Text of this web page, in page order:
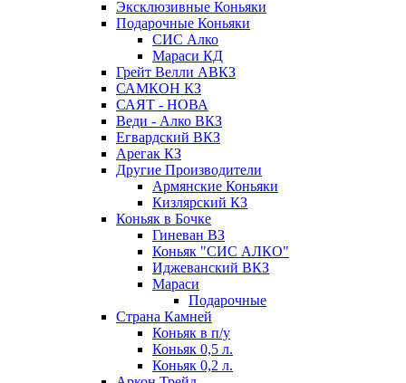
Эксклюзивные Коньяки
Подарочные Коньяки
СИС Алко
Мараси КД
Грейт Велли АВКЗ
САМКОН КЗ
САЯТ - НОВА
Веди - Алко ВКЗ
Егвардский ВКЗ
Арегак КЗ
Другие Производители
Армянские Коньяки
Кизлярский КЗ
Коньяк в Бочке
Гиневан ВЗ
Коньяк "СИС АЛКО"
Иджеванский ВКЗ
Мараси
Подарочные
Страна Камней
Коньяк в п/у
Коньяк 0,5 л.
Коньяк 0,2 л.